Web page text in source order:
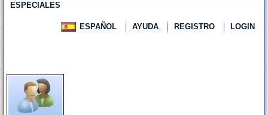
ESPECIALES
ESPAÑOL AYUDA REGISTRO LOGIN